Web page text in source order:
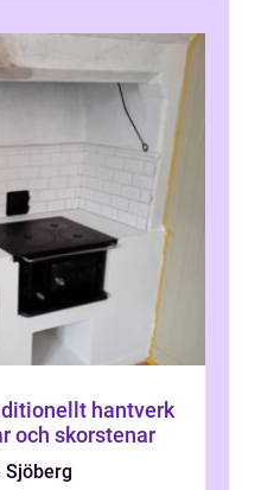
och skorstenar
Sjöberg